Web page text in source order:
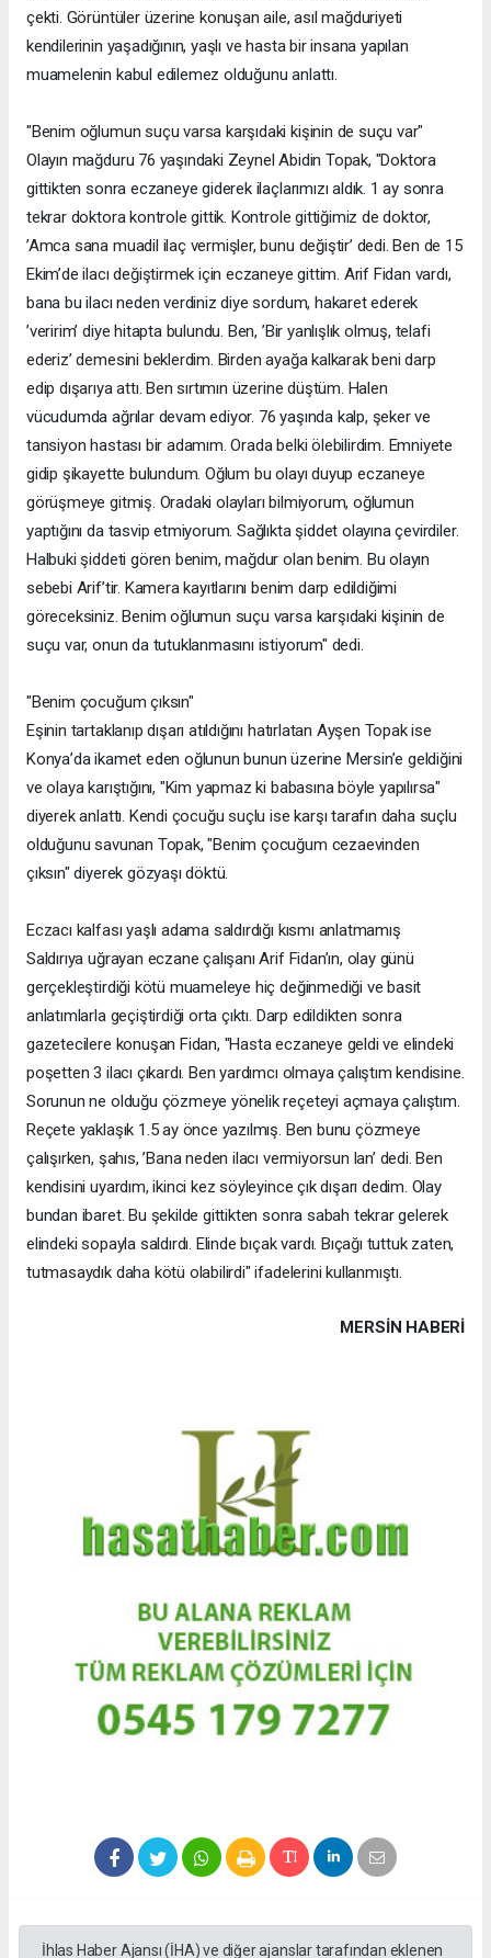
çekti. Görüntüler üzerine konuşan aile, asıl mağduriyeti
kendilerinin yaşadığının, yaşlı ve hasta bir insana yapılan
muamelenin kabul edilemez olduğunu anlattı.
"Benim oğlumun suçu varsa karşıdaki kişinin de suçu var"
Olayın mağduru 76 yaşındaki Zeynel Abidin Topak, "Doktora
gittikten sonra eczaneye giderek ilaçlarımızı aldık. 1 ay sonra
tekrar doktora kontrole gittik. Kontrole gittiğimiz de doktor,
’Amca sana muadil ilaç vermişler, bunu değiştir’ dedi. Ben de 15
Ekim’de ilacı değiştirmek için eczaneye gittim. Arif Fidan vardı,
bana bu ilacı neden verdiniz diye sordum, hakaret ederek
’veririm’ diye hitapta bulundu. Ben, ’Bir yanlışlık olmuş, telafi
ederiz’ demesini beklerdim. Birden ayağa kalkarak beni darp
edip dışarıya attı. Ben sırtımın üzerine düştüm. Halen
vücudumda ağrılar devam ediyor. 76 yaşında kalp, şeker ve
tansiyon hastası bir adamım. Orada belki ölebilirdim. Emniyete
gidip şikayette bulundum. Oğlum bu olayı duyup eczaneye
görüşmeye gitmiş. Oradaki olayları bilmiyorum, oğlumun
yaptığını da tasvip etmiyorum. Sağlıkta şiddet olayına çevirdiler.
Halbuki şiddeti gören benim, mağdur olan benim. Bu olayın
sebebi Arif’tir. Kamera kayıtlarını benim darp edildiğimi
göreceksiniz. Benim oğlumun suçu varsa karşıdaki kişinin de
suçu var, onun da tutuklanmasını istiyorum" dedi.
"Benim çocuğum çıksın"
Eşinin tartaklanıp dışarı atıldığını hatırlatan Ayşen Topak ise
Konya’da ikamet eden oğlunun bunun üzerine Mersin’e geldiğini
ve olaya karıştığını, "Kim yapmaz ki babasına böyle yapılırsa"
diyerek anlattı. Kendi çocuğu suçlu ise karşı tarafın daha suçlu
olduğunu savunan Topak, "Benim çocuğum cezaevinden
çıksın" diyerek gözyaşı döktü.
Eczacı kalfası yaşlı adama saldırdığı kısmı anlatmamış
Saldırıya uğrayan eczane çalışanı Arif Fidan’ın, olay günü
gerçekleştirdiği kötü muameleye hiç değinmediği ve basit
anlatımlarla geçiştirdiği orta çıktı. Darp edildikten sonra
gazetecilere konuşan Fidan, "Hasta eczaneye geldi ve elindeki
poşetten 3 ilacı çıkardı. Ben yardımcı olmaya çalıştım kendisine.
Sorunun ne olduğu çözmeye yönelik reçeteyi açmaya çalıştım.
Reçete yaklaşık 1.5 ay önce yazılmış. Ben bunu çözmeye
çalışırken, şahıs, ’Bana neden ilacı vermiyorsun lan’ dedi. Ben
kendisini uyardım, ikinci kez söyleyince çık dışarı dedim. Olay
bundan ibaret. Bu şekilde gittikten sonra sabah tekrar gelerek
elindeki sopayla saldırdı. Elinde bıçak vardı. Bıçağı tuttuk zaten,
tutmasaydık daha kötü olabilirdi" ifadelerini kullanmıştı.
MERSIN HABERİ
İhlas Haber Ajansı (İHA) ve diğer ajanslar tarafından eklenen